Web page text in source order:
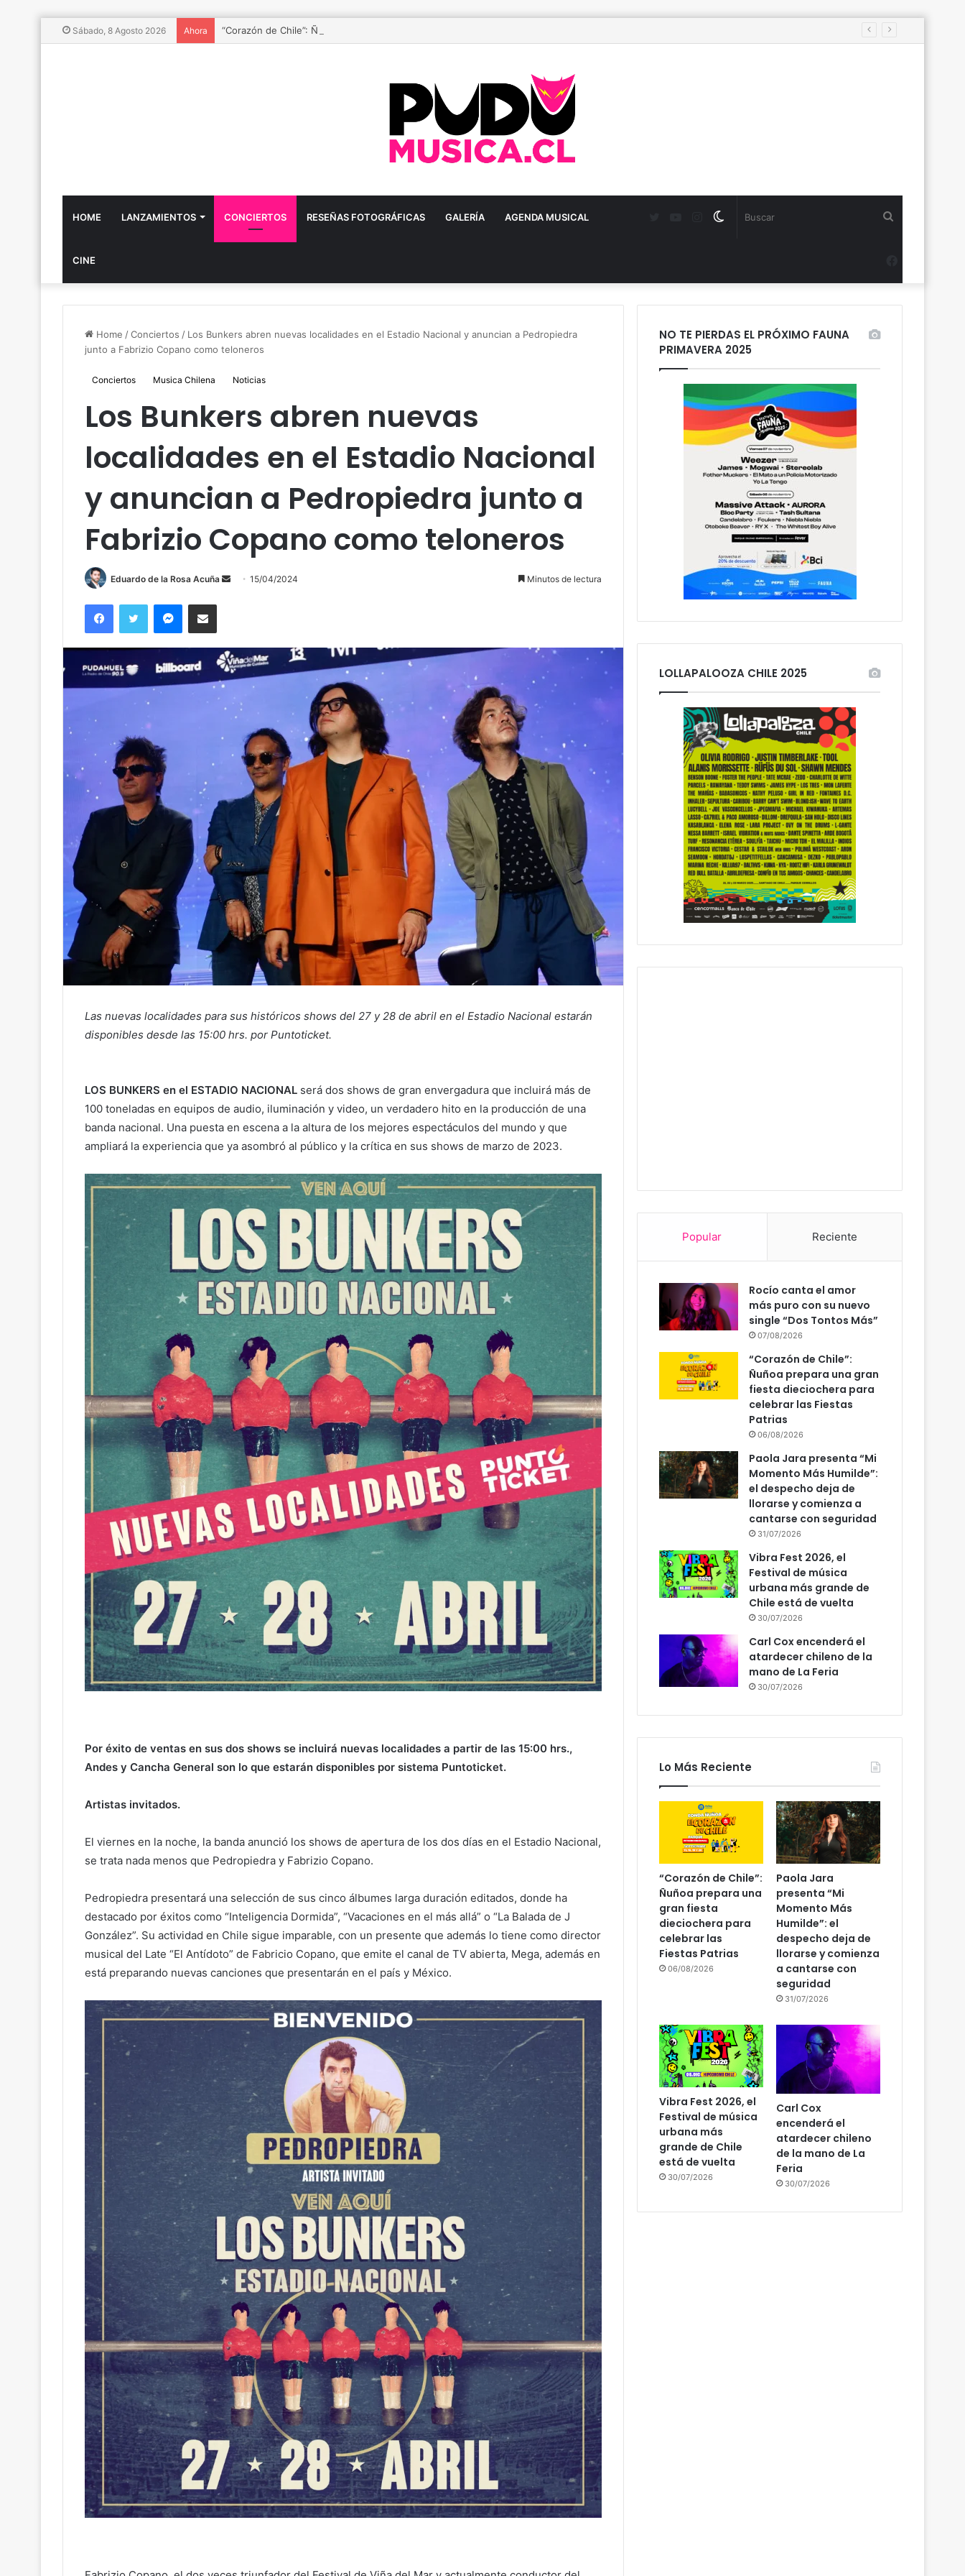
Sábado, 8 Agosto 2026 Ahora “Corazón de Chile”: Ñuñoa prepara una gran fiesta dieciochera para celebrar las Fiestas Patrias
HOME LANZAMIENTOS CONCIERTOS RESEÑAS FOTOGRÁFICAS GALERÍA AGENDA MUSICAL
CINE
Switch
Instagram
YouTube
Home /Conciertos / Los Bunkers abren nuevas localidades en el Estadio Nacional y anuncian a Pedropiedra
junto a Fabrizio Copano como teloneros
Conciertos Musica Chilena Noticias
Los Bunkers abren nuevas
localidades en el Estadio Nacional
y anuncian a Pedropiedra junto a
Fabrizio Copano como teloneros
Eduardo de la Rosa Acuña
Send15/04/2024 Minutos de lectura
FacebookTwitter MessengerCompartir por correo
Las nuevas localidades para sus históricos shows del 27 y 28 de abril en el Estadio Nacional estarán
disponibles desde las 15:00 hrs. por Puntoticket.
LOS BUNKERS en el ESTADIO NACIONAL será dos shows de gran envergadura que incluirá más de
100 toneladas en equipos de audio, iluminación y video, un verdadero hito en la producción de una
banda nacional. Una puesta en escena a la altura de los mejores espectáculos del mundo y que
ampliará la experiencia que ya asombró al público y la crítica en sus shows de marzo de 2023.
Por éxito de ventas en sus dos shows se incluirá nuevas localidades a partir de las 15:00 hrs.,
Andes y Cancha General son lo que estarán disponibles por sistema Puntoticket.
Artistas invitados.
El viernes en la noche, la banda anunció los shows de apertura de los dos días en el Estadio Nacional,
se trata nada menos que Pedropiedra y Fabrizio Copano.
Pedropiedra presentará una selección de sus cinco álbumes larga duración editados, donde ha
destacado por éxitos como “Inteligencia Dormida”, “Vacaciones en el más allá” o “La Balada de J
González”. Su actividad en Chile sigue imparable, con un presente que además lo tiene como director
musical del Late “El Antídoto” de Fabricio Copano, que emite el canal de TV abierta, Mega, además en
está preparando nuevas canciones que presentarán en el país y México.
NO TE PIERDAS EL PRÓXIMO FAUNA
PRIMAVERA 2025
LOLLAPALOOZA CHILE 2025
Popular Reciente
Rocío canta el amor
más puro con su nuevo
single “Dos Tontos Más”
07/08/2026
“Corazón de Chile”:
Ñuñoa prepara una gran
fiesta dieciochera para
celebrar las Fiestas
Patrias
06/08/2026
Paola Jara presenta “Mi
Momento Más Humilde”:
el despecho deja de
llorarse y comienza a
cantarse con seguridad
31/07/2026
Vibra Fest 2026, el
Festival de música
urbana más grande de
Chile está de vuelta
30/07/2026
Carl Cox encenderá el
atardecer chileno de la
mano de La Feria
30/07/2026
Lo Más Reciente
“Corazón de Chile”:
Ñuñoa prepara una
gran fiesta
dieciochera para
celebrar las
Fiestas Patrias
06/08/2026
Paola Jara
presenta “Mi
Momento Más
Humilde”: el
despecho deja de
llorarse y comienza
a cantarse con
seguridad
31/07/2026
Vibra Fest 2026, el
Festival de música
urbana más
grande de Chile
está de vuelta
30/07/2026
Carl Cox
encenderá el
atardecer chileno
de la mano de La
Feria
30/07/2026